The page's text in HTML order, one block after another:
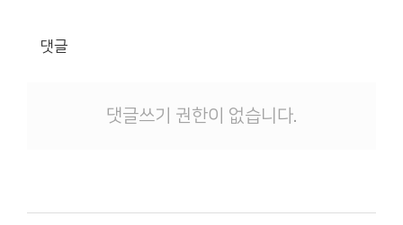
댓글
댓글쓰기 권한이 없습니다.